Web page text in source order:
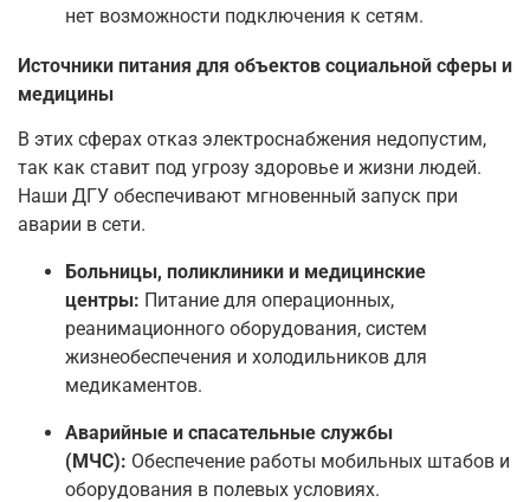
нет возможности подключения к сетям.
Источники питания для объектов социальной сферы и
медицины
В этих сферах отказ электроснабжения недопустим,
так как ставит под угрозу здоровье и жизни людей.
Наши ДГУ обеспечивают мгновенный запуск при
аварии в сети.
Больницы, поликлиники и медицинские
центры: Питание для операционных,
реанимационного оборудования, систем
жизнеобеспечения и холодильников для
медикаментов.
Аварийные и спасательные службы
(МЧС): Обеспечение работы мобильных штабов и
оборудования в полевых условиях.